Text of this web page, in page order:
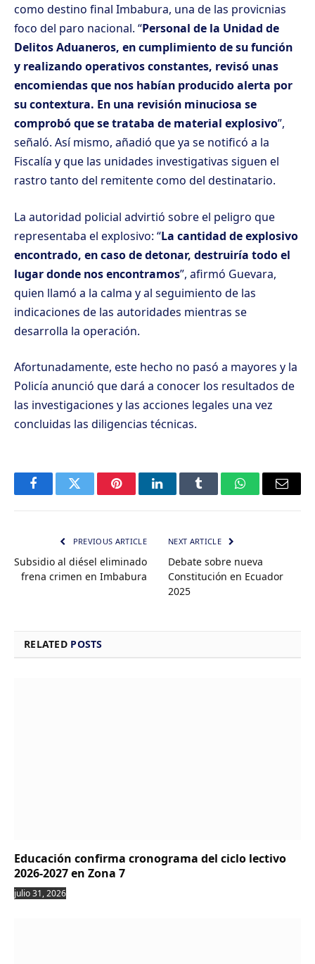
como destino final Imbabura, una de las provicnias
foco del paro nacional. “Personal de la Unidad de
Delitos Aduaneros, en cumplimiento de su función
y realizando operativos constantes, revisó unas
encomiendas que nos habían producido alerta por
su contextura. En una revisión minuciosa se
comprobó que se trataba de material explosivo”,
señaló. Así mismo, añadió que ya se notificó a la
Fiscalía y que las unidades investigativas siguen el
rastro tanto del remitente como del destinatario.
La autoridad policial advirtió sobre el peligro que
representaba el explosivo: “La cantidad de explosivo
encontrado, en caso de detonar, destruiría todo el
lugar donde nos encontramos”, afirmó Guevara,
quien llamó a la calma y al seguimiento de las
indicaciones de las autoridades mientras se
desarrolla la operación.
Afortunadamente, este hecho no pasó a mayores y la
Policía anunció que dará a conocer los resultados de
las investigaciones y las acciones legales una vez
concluidas las diligencias técnicas.
FacebookTwitter PinterestLinkedInTumblr WhatsAppEmail
PREVIOUS ARTICLE
Subsidio al diésel eliminado
frena crimen en Imbabura
NEXT ARTICLE
Debate sobre nueva
Constitución en Ecuador
2025
RELATED POSTS
Educación confirma cronograma del ciclo lectivo
2026-2027 en Zona 7
julio 31, 2026